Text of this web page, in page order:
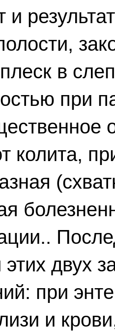
в
при
колита,
двух
при
и